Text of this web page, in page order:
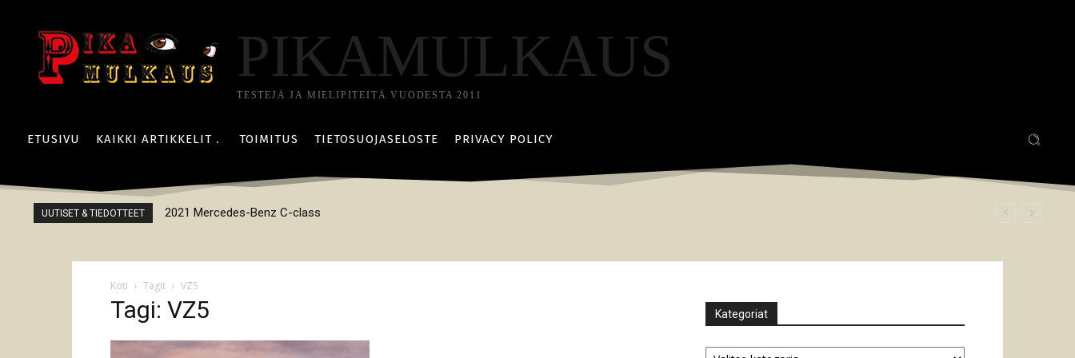
PIKAMULKAUS
TESTEJÄ JA MIELIPITEITÄ VUODESTA 2011
ETUSIVU KAIKKI ARTIKKELIT TOIMITUS TIETOSUOJASELOSTE PRIVACY POLICY
UUTISET & TIEDOTTEET 2021 Mercedes-Benz C-class
Koti Tagit VZ5
Tagi: VZ5 Kategoriat
Kategoriat